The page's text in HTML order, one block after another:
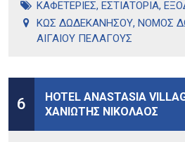
ΚΑΦΕΤΕΡΙΕΣ, ΕΣΤΙΑΤΟΡΙΑ,
ΚΩΣ ΔΩΔΕΚΑΝΗΣΟΥ, ΝΟΜΟΣ
ΑΙΓΑΙΟΥ ΠΕΛΑΓΟΥΣ
6
HOTEL ANASTASIA
ΧΑΝΙΩΤΗΣ ΝΙΚΟΛΑΟΣ